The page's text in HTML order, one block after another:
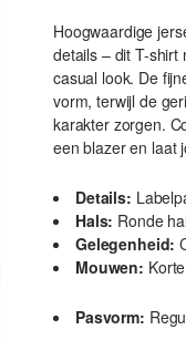
Hoogwaardige
details – dit T-shirt
casual look. De
vorm, terwijl de
karakter zorgen.
een blazer en laat
Details:
Hals: Ronde
Gelegenheid:
Mouwen:
Pasvorm: